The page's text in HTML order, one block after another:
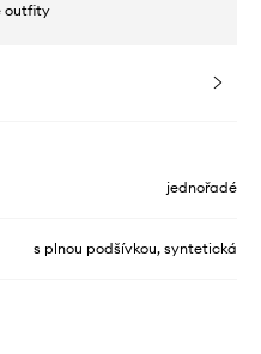
outfity
jednořadé
s plnou podšívkou, syntetická